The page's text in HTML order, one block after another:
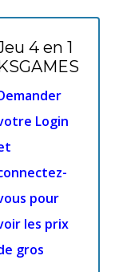
4 en 1
Login
pour
les prix
gros